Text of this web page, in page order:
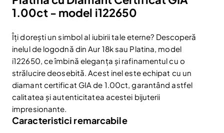
1.00ct - model i122650
Îți dorești un simbol al iubirii tale eterne? Descoperă
inelul de logodnă din Aur 18k sau Platina, model
i122650, ce îmbină eleganța și rafinamentul cu o
strălucire deosebită. Acest inel este echipat cu un
diamant certificat GIA de 1.00ct, garantând astfel
calitatea și autenticitatea acestei bijuterii
impresionante.
Caracteristici remarcabile